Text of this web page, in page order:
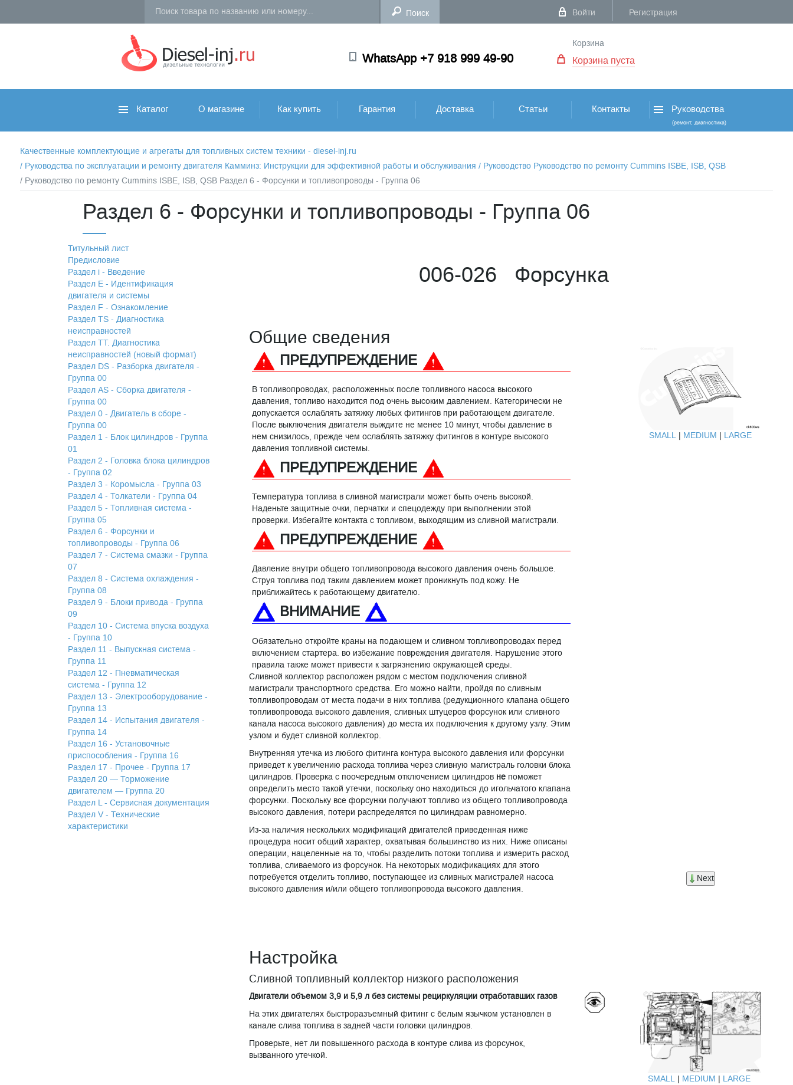
Войти Регистрация
WhatsApp +7 918 999 49-90
Корзина
Корзина пуста
Каталог О магазине Как купить Гарантия Доставка Статьи Контакты Руководства
(ремонт, диагностика)
Качественные комплектующие и агрегаты для топливных систем техники - diesel-inj.ru
/ Руководства по эксплуатации и ремонту двигателя Камминз: Инструкции для эффективной работы и обслуживания / Руководство Руководство по ремонту Cummins ISBE, ISB, QSB
/ Руководство по ремонту Cummins ISBE, ISB, QSB Раздел 6 - Форсунки и топливопроводы - Группа 06
Раздел 6 - Форсунки и топливопроводы - Группа 06
Титульный лист
Предисловие
Раздел i - Введение
Раздел Е - Идентификация
двигателя и системы
Раздел F - Ознакомление
Раздел TS - Диагностика
неисправностей
Раздел TТ. Диагностика
неисправностей (новый формат)
Раздел DS - Разборка двигателя -
Группа 00
Раздел АS - Сборка двигателя -
Группа 00
Раздел 0 - Двигатель в сборе -
Группа 00
Раздел 1 - Блок цилиндров - Группа
01
Раздел 2 - Головка блока цилиндров
- Группа 02
Раздел 3 - Коромысла - Группа 03
Раздел 4 - Толкатели - Группа 04
Раздел 5 - Топливная система -
Группа 05
Раздел 6 - Форсунки и
топливопроводы - Группа 06
Раздел 7 - Система смазки - Группа
07
Раздел 8 - Система охлаждения -
Группа 08
Раздел 9 - Блоки привода - Группа
09
Раздел 10 - Система впуска воздуха
- Группа 10
Раздел 11 - Выпускная система -
Группа 11
Раздел 12 - Пневматическая
система - Группа 12
Раздел 13 - Электрооборудование -
Группа 13
Раздел 14 - Испытания двигателя -
Группа 14
Раздел 16 - Установочные
приспособления - Группа 16
Раздел 17 - Прочее - Группа 17
Раздел 20 — Торможение
двигателем — Группа 20
Раздел L - Сервисная документация
Раздел V - Технические
характеристики
006-026 Форсунка
Общие сведения
ПРЕДУПРЕЖДЕНИЕ
В топливопроводах, расположенных после топливного насоса высокого
давления, топливо находится под очень высоким давлением. Категорически не
допускается ослаблять затяжку любых фитингов при работающем двигателе.
После выключения двигателя выждите не менее 10 минут, чтобы давление в
нем снизилось, прежде чем ослаблять затяжку фитингов в контуре высокого
давления топливной системы.
ПРЕДУПРЕЖДЕНИЕ
Температура топлива в сливной магистрали может быть очень высокой.
Наденьте защитные очки, перчатки и спецодежду при выполнении этой
проверки. Избегайте контакта с топливом, выходящим из сливной магистрали.
ПРЕДУПРЕЖДЕНИЕ
Давление внутри общего топливопровода высокого давления очень большое.
Струя топлива под таким давлением может проникнуть под кожу. Не
приближайтесь к работающему двигателю.
ВНИМАНИЕ
Обязательно откройте краны на подающем и сливном топливопроводах перед
включением стартера. во избежание повреждения двигателя. Нарушение этого
правила также может привести к загрязнению окружающей среды.
Сливной коллектор расположен рядом с местом подключения сливной
магистрали транспортного средства. Его можно найти, пройдя по сливным
топливопроводам от места подачи в них топлива (редукционного клапана общего
топливопровода высокого давления, сливных штуцеров форсунок или сливного
канала насоса высокого давления) до места их подключения к другому узлу. Этим
узлом и будет сливной коллектор.
Внутренняя утечка из любого фитинга контура высокого давления или форсунки
приведет к увеличению расхода топлива через сливную магистраль головки блока
цилиндров. Проверка с поочередным отключением цилиндров непоможет
определить место такой утечки, поскольку оно находиться до игольчатого клапана
форсунки. Поскольку все форсунки получают топливо из общего топливопровода
высокого давления, потери распределятся по цилиндрам равномерно.
Из-за наличия нескольких модификаций двигателей приведенная ниже
процедура носит общий характер, охватывая большинство из них. Ниже описаны
операции, нацеленные на то, чтобы разделить потоки топлива и измерить расход
топлива, сливаемого из форсунок. На некоторых модификациях для этого
потребуется отделить топливо, поступающее из сливных магистралей насоса
высокого давления и/или общего топливопровода высокого давления.
SMALL | MEDIUM | LARGE
Next
Настройка
Сливной топливный коллектор низкого расположения
Двигатели объемом 3,9 и 5,9 л без системы рециркуляции отработавших газов
На этих двигателях быстроразъемный фитинг с белым язычком установлен в
канале слива топлива в задней части головки цилиндров.
Проверьте, нет ли повышенного расхода в контуре слива из форсунок,
вызванного утечкой.
SMALL | MEDIUM | LARGE